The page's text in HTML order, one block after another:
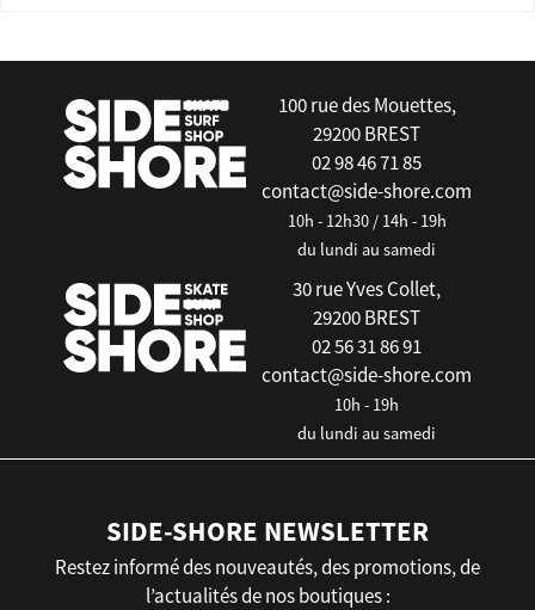
100 rue des Mouettes,
29200 BREST
02 98 46 71 85
contact@side-shore.com
10h - 12h30 / 14h - 19h
du lundi au samedi
30 rue Yves Collet,
29200 BREST
02 56 31 86 91
contact@side-shore.com
10h - 19h
du lundi au samedi
SIDE-SHORE NEWSLETTER
Restez informé des nouveautés, des promotions, de
l’actualités de nos boutiques :